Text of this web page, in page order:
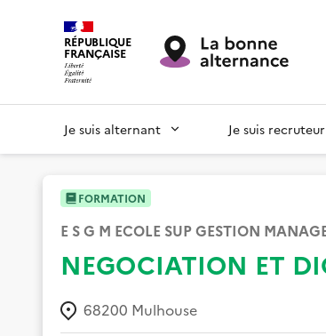
RÉPUBLIQUE
FRANÇAISE
Je suis alternant Je suis recruteur
FORMATION
E S G M ECOLE SUP GESTION
NEGOCIATION ET
68200 Mulhouse